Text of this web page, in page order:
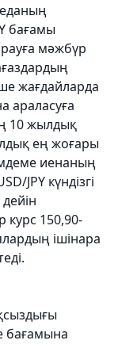
бағамы
мәжбүр
жағдайларда
араласуға
10 жылдық
ең жоғары
иенаның
JPY күндізгі
курс 150,90-
ішінара
бағамына